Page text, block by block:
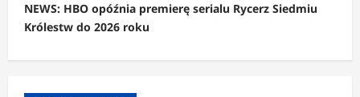
c
z
w
NEWS: HBO opóźnia premierę serialu Rycerz Siedmiu
Królestw do 2026 roku